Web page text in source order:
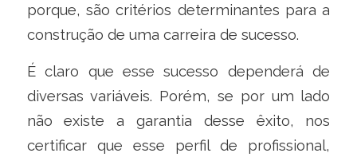
porque, são critérios determinantes para a
construção de uma carreira de sucesso.
É claro que esse sucesso dependerá de
diversas variáveis. Porém, se por um lado
não existe a garantia desse êxito, nos
certificar que esse perfil de profissional,